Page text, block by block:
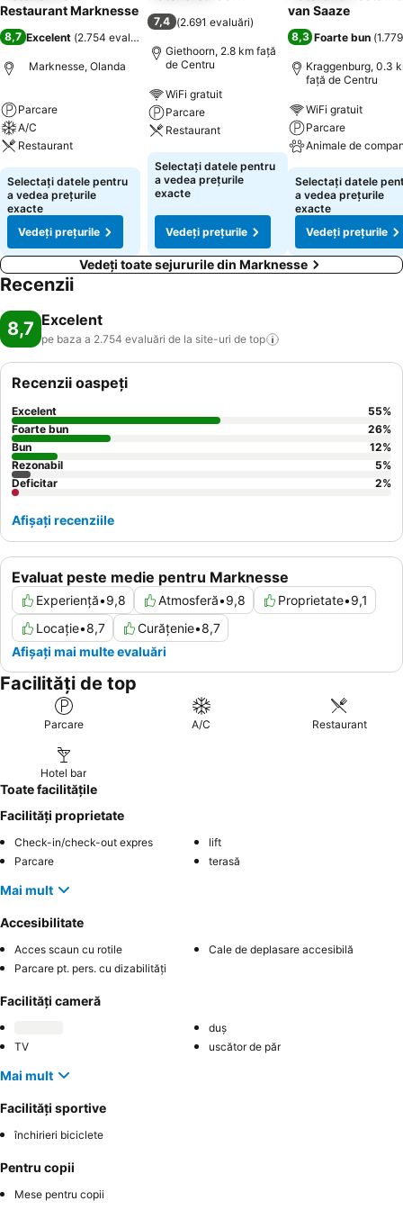
Restaurant Marknesse
8,7 Excelent (2.754 evaluări
Marknesse, Olanda
Parcare
A/C
Restaurant
Selectați datele pentru
a vedea prețurile
exacte
Vedeți prețurile
7,4 (2.691 evaluări)
Giethoorn, 2.8 km faţă
de Centru
WiFi gratuit
Parcare
Restaurant
Selectați datele pentru
a vedea prețurile
exacte
Vedeți prețurile
van Saaze
8,3 Foarte bun (
Kraggenburg, 0.3
faţă de Centru
WiFi gratuit
Parcare
Animale de
Selectați datele
a vedea prețurile
exacte
Vedeți prețurile
Vedeți toate sejururile din Marknesse
Recenzii
8,7 Excelent
pe baza a 2.754 evaluări de la site-uri de top
Evaluat peste medie pentru Marknesse
Experiență•9,8 Atmosferă•9,8 Proprietate•9,1
Locație•8,7 Curățenie•8,7
Afișați mai multe evaluări
Recenzii oaspeți
Excelent 55%
Foarte bun
26%
Bun
12%
Rezonabil
5%
Deficitar
2%
Afișați recenziile
Facilități de top
Parcare A/C Restaurant
Hotel bar
Toate facilitățile
Facilități proprietate
Check-in/check-out expres
lift
Parcare
terasă
Mai mult
Accesibilitate
Acces scaun cu rotile
Cale de deplasare accesibilă
Parcare pt. pers. cu dizabilități
Facilități cameră
duș
TV
uscător de păr
Mai mult
Facilități sportive
închirieri biciclete
Pentru copii
Mese pentru copii